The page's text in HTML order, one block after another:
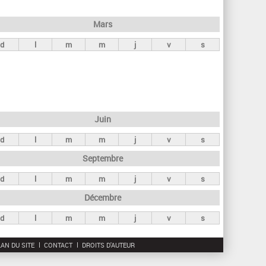
r
c
Mars
d l m m j v s
Juin
d l m m j v s
Septembre
d l m m j v s
Décembre
d l m m j v s
DU SITE CONTACT DROITS D'AUTEUR